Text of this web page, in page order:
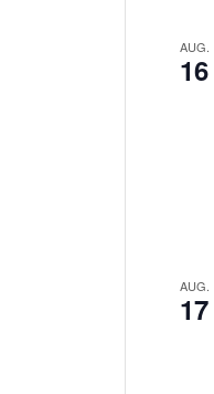
AUG.
16
AUG.
17